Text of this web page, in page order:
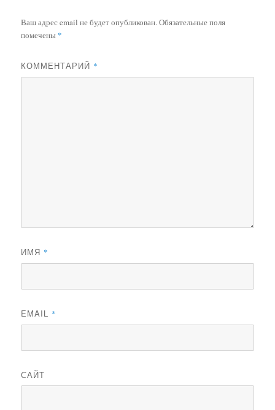
Ваш адрес email не будет опубликован. Обязательные поля
помечены *
КОММЕНТАРИЙ *
ИМЯ *
EMAIL *
САЙТ